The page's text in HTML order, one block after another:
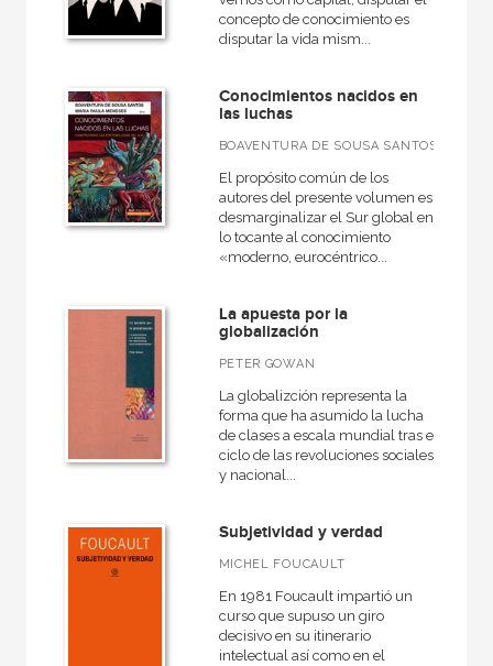
concepto de conocimiento es
disputar la vida mism...
Conocimientos nacidos en
las luchas
BOAVENTURA DE SOUSA SANTOS
El propósito común de los
autores del presente volumen es
desmarginalizar el Sur global en
lo tocante al conocimiento
«moderno, eurocéntrico...
La apuesta por la
globalización
PETER GOWAN
La globalizción representa la
forma que ha asumido la lucha
de clases a escala mundial tras el
ciclo de las revoluciones sociales
y nacional...
Subjetividad y verdad
MICHEL FOUCAULT
En 1981 Foucault impartió un
curso que supuso un giro
decisivo en su itinerario
intelectual así como en el